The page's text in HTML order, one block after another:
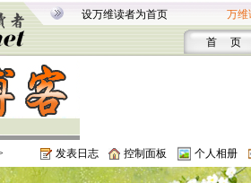
设万维读者为首页 万维
首 页
发表日志 控制面板 个人相册